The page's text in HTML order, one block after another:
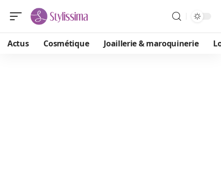
Actus Cosmétique Joaillerie & maroquinerie